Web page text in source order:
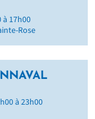
à 17h00
Rose
à 23h00